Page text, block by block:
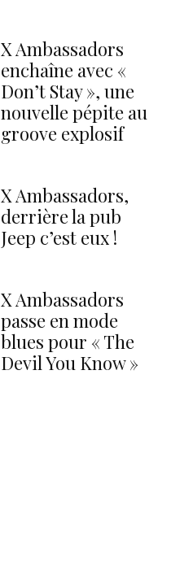
X Ambassadors
enchaîne avec «
Don’t Stay », une
nouvelle pépite au
groove explosif
X Ambassadors,
derrière la pub
Jeep c’est eux !
X Ambassadors
passe en mode
blues pour « The
Devil You Know »